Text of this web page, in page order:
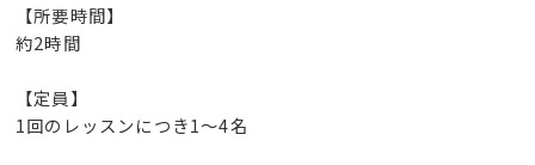
【所要時間】
約2時間
【定員】
1回のレッスンにつき1～4名